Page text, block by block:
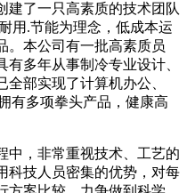
建了一只高素质的技术团队
用.节能为理念，低成本运
。本公司有一批高素质员
多年从事制冷专业设计、
部实现了计算机办公、
有多项拳头产品，健康高
中，非常重视技术、工艺的
科技人员密集的优势，对每